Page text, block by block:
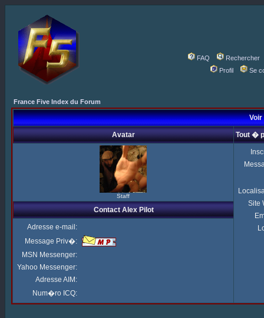
FAQ
Rechercher
Profil
Se
France Five Index du Forum
Voir
Avatar Tout �
Staff
Site
Contact Alex Pilot
Adresse e-mail:
Message Priv�:
MSN Messenger:
Yahoo Messenger:
Adresse AIM:
Num�ro ICQ: